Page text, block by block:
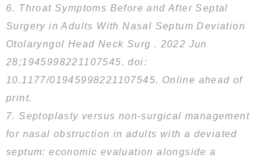
6. Throat Symptoms Before and After Septal
Surgery in Adults With Nasal Septum Deviation
Otolaryngol Head Neck Surg . 2022 Jun
28;1945998221107545. doi:
10.1177/01945998221107545. Online ahead of
print.
7. Septoplasty versus non-surgical management
for nasal obstruction in adults with a deviated
septum: economic evaluation alongside a